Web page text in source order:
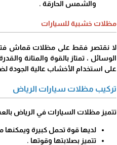
والشمس الحارقة .
مظلات خشبية للسيارات
على استخدام الأخشاب عالية الجودة
تركيب مظلات سيارات الرياض
تتميز مظلات السيارات في الرياض
لديها قوة تحمل كبيرة ويمكنها
تتميز بصلابتها وقوتها .